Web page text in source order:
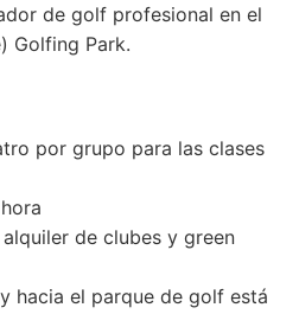
de golf profesional en el
Golfing Park.
por grupo para las clases
de clubes y green
hacia el parque de golf está